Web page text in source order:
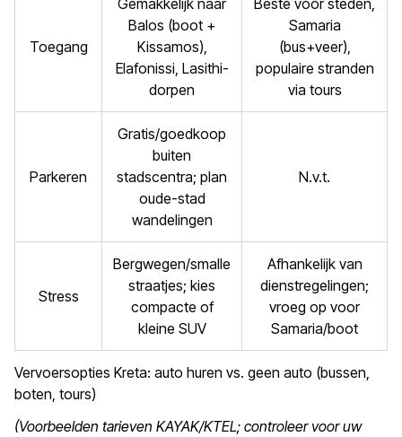
Toegang
Gemakkelijk naar
Balos (boot +
Kissamos),
Elafonissi, Lasithi-
dorpen
Beste voor steden,
Samaria
(bus+veer),
populaire stranden
via tours
Parkeren
Gratis/goedkoop
buiten
stadscentra; plan
oude-stad
wandelingen
N.v.t.
Stress
Bergwegen/smalle
straatjes; kies
compacte of
kleine SUV
Afhankelijk van
dienstregelingen;
vroeg op voor
Samaria/boot
Vervoersopties Kreta: auto huren vs. geen auto (bussen,
boten, tours)
(Voorbeelden tarieven KAYAK/KTEL; controleer voor uw